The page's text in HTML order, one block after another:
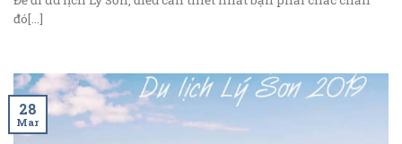
đó[...]
28
Mar